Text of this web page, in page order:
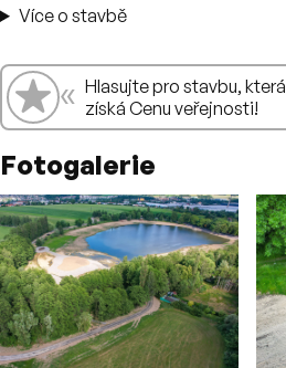
Více o stavbě
Hlasování
👍 « Hlasujte pro stavbu, která
získá Cenu veřejnosti!
Fotogalerie